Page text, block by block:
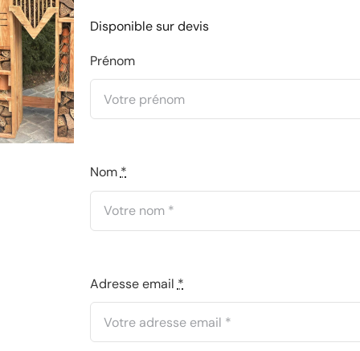
Disponible sur devis
Prénom
Nom*
Adresse email *